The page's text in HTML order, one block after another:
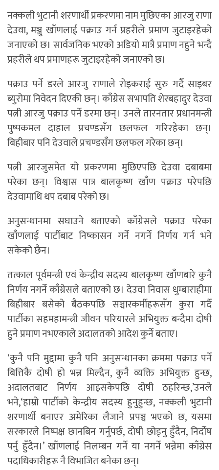
नक्कली भुटानी शरणार्थी प्रकरणमा नाम मुछिएका आरजु राणा
देउवा, मञ्जु खाँणलाई पक्राउ गर्न प्रहरीले प्रमाण जुटाइरहेको
जनाएको छ। सार्वजनिक भएको अडियो मात्रै प्रमाण नहुने भन्दै
प्रहरीले थप प्रमाणहरू जुटाइरहेको जनाएको छ।
पक्राउ पर्ने डरले आरजु राणाले रोइकराई सुरु गर्दै साइबर
ब्युरोमा निवेदन दिएकी छन्। काँग्रेस सभापति शेरबहादुर देउवा
पत्नी आरजु पक्राउ पर्ने डरमा छन्। उनले तारनतार प्रधानमन्त्री
पुष्पकमल दाहाल प्रचण्डसँग छलफल गरिरहेका छन्।
बिहीबार पनि देउवाले प्रचण्डसँग छलफल गरेका छन्।
पत्नी आरजुसमेत यो प्रकरणमा मुछिएपछि देउवा दबाबमा
परेका छन्। विश्वास पात्र बालकृष्ण खाँण पक्राउ परेपछि
देउवामाथि थप दबाब परेको छ।
अनुसन्धानमा सघाउने बताएको काँग्रेसले पक्राउ परेका
खाँणलाई पार्टीबाट निष्कासन गर्ने नगर्ने निर्णय गर्न भने
सकेको छैन।
तत्काल पूर्वमन्त्री एवं केन्द्रीय सदस्य बालकृष्ण खाँणबारे कुनै
निर्णय नगर्ने काँग्रेसले बताएको छ। देउवा निवास धुम्बाराहीमा
बिहीबार बसेको बैठकपछि सञ्चारकर्मीहरूसँग कुरा गर्दै
पार्टीका सहमहामन्त्री जीवन परियारले अभियुक्त बन्दैमा दोषी
हुने प्रमाण नभएकाले अदालतको आदेश कुर्ने बताए।
‘कुनै पनि मुद्दामा कुनै पनि अनुसन्धानका क्रममा पक्राउ पर्ने
बित्तिकै दोषी हो भन्न मिल्दैन, कुनै व्यक्ति अभियुक्त हुन्छ,
अदालतबाट निर्णय आइसकेपछि दोषी ठहरिन्छ,’उनले
भने,‘हाम्रो पार्टीको केन्द्रीय सदस्य हुनुहुन्छ, नक्कली भुटानी
शरणार्थी बनाएर अमेरिका लैजाने प्रपञ्च भएको छ, यसमा
सरकारले निष्पक्ष छानबिन गर्नुपर्छ, दोषी छोड्नु हुँदैन, निर्दोष
पर्नु हुँदैन।’ खाँणलाई निलम्बन गर्ने या नगर्ने भन्नेमा काँग्रेस
पदाधिकारीहरू नै विभाजित बनेका छन्।